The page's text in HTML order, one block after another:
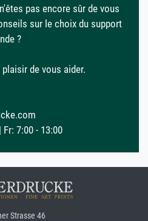
pas encore sûr de vous
sur le choix du support
?
de vous aider.
7:00 - 13:00
Strasse 46